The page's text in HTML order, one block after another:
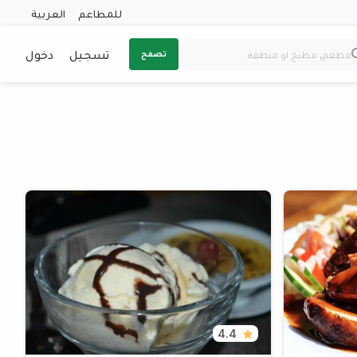
للمطاعم العربية
تصفح تسجيل دخول
4.4